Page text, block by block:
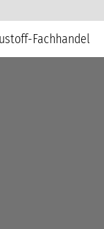
Fachhandel